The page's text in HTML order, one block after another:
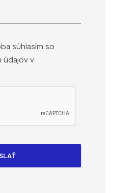
súhlasím so
údajov v